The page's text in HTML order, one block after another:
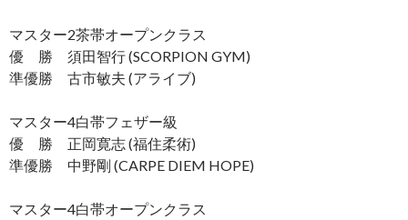
マスター2茶帯オープンクラス
優 勝 須田智行 (SCORPION GYM)
準優勝 古市敏夫 (アライブ)
マスター4白帯フェザー級
優 勝 正岡寛志 (福住柔術)
準優勝 中野剛 (CARPE DIEM HOPE)
マスター4白帯オープンクラス